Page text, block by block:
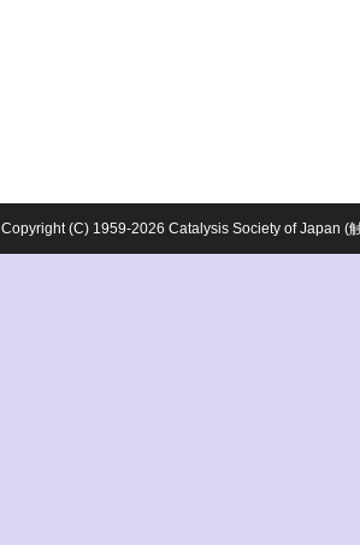
Copyright (C) 1959-2026 Catalysis Society of Japan (